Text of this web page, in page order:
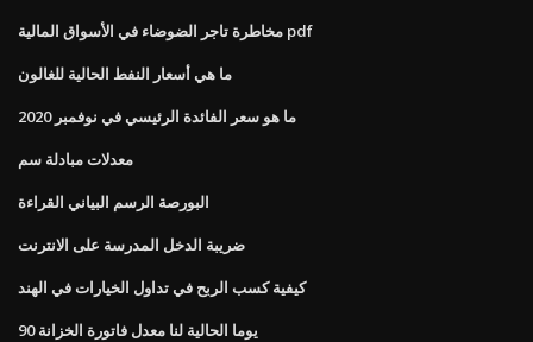
مخاطرة تاجر الضوضاء في الأسواق المالية pdf
ما هي أسعار النفط الحالية للغالون
ما هو سعر الفائدة الرئيسي في نوفمبر 2020
معدلات مبادلة سم
البورصة الرسم البياني القراءة
ضريبة الدخل المدرسة على الانترنت
كيفية كسب الربح في تداول الخيارات في الهند
90 يوما الحالية لنا معدل فاتورة الخزانة